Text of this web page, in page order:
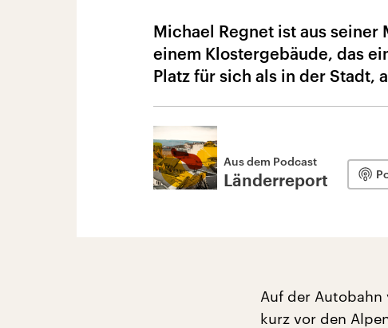
Michael Regnet ist aus seiner
einem Klostergebäude, das
Platz für sich als in der Stadt,
Aus dem Podcast
Länderreport
Auf der Autobahn
kurz vor den